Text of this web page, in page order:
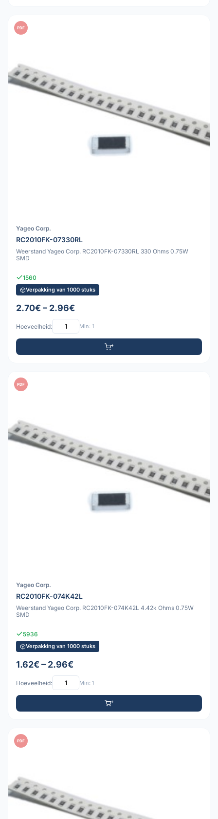
PDF
Yageo Corp.
RC2010FK-07330RL
Weerstand Yageo Corp. RC2010FK-07330RL 330 Ohms 0.75W
SMD
1560
Verpakking van 1000 stuks
2.70€ – 2.96€
Hoeveelheid: Min: 1
PDF
Yageo Corp.
RC2010FK-074K42L
Weerstand Yageo Corp. RC2010FK-074K42L 4.42k Ohms 0.75W
SMD
5936
Verpakking van 1000 stuks
1.62€ – 2.96€
Hoeveelheid: Min: 1
PDF